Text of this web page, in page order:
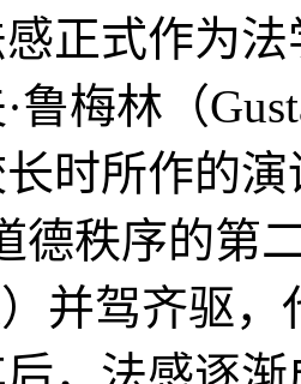
正式作为
鲁梅林（
时所作的
德秩序的第
）并驾齐驱